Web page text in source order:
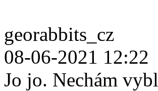
georabbits_cz
08-06-2021 12:22
Jo jo. Nechám